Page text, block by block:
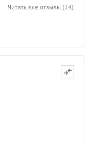
Читать все отзывы (14)